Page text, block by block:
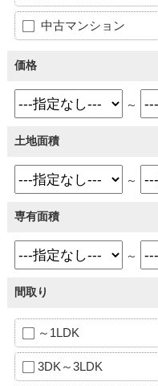
中古マンション
価格
～
土地面積
～
専有面積
～
間取り
～1LDK
3DK～3LDK